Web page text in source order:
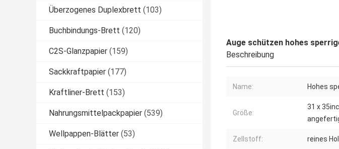
Überzogenes Duplexbrett (103)
Buchbindungs-Brett (120)
C2S-Glanzpapier (159)
Sackkraftpapier (177)
Kraftliner-Brett (153)
Nahrungsmittelpackpapier (539)
Wellpappen-Blätter (53)
Auge schützen hohes
Beschreibung
Name: Hohes
Größe:
31 x
Zellstoff: reines